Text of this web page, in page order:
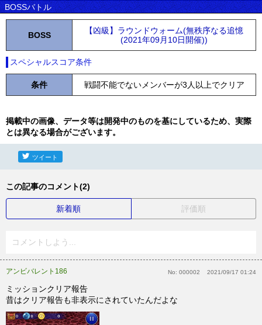
BOSSバトル
BOSS
【凶級】ラウンドウォーム(無秩序なる追憶
(2021年09月10日開催))
スペシャルスコア条件
条件 戦闘不能でないメンバーが3人以上でクリア
掲載中の画像、データ等は開発中のものを基にしているため、実際
とは異なる場合がございます。
ツイート
この記事のコメント(2)
新着順 評価順
コメントしよう...
アンビバレント186 No: 000002 2021/09/17 01:24
ミッションクリア報告
昔はクリア報告も非表示にされていたんだよな